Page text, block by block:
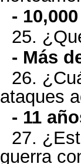
- 10,000
25.
- Más
26.
ataques
- 11
27.
guerra